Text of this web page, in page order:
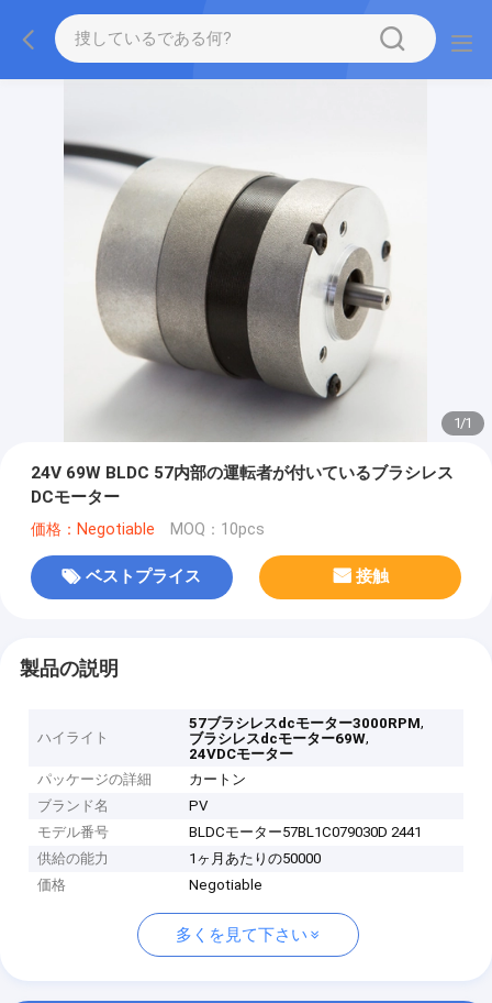
1/1
24V 69W BLDC 57内部の運転者が付いているブラシレス
DCモーター
価格：Negotiable MOQ：10pcs
ベストプライス 接触
製品の説明
ハイライト
57ブラシレスdcモーター3000RPM,
ブラシレスdcモーター69W,
24VDCモーター
パッケージの詳細
カートン
ブランド名
PV
モデル番号
BLDCモーター57BL1C079030D 2441
供給の能力
1ヶ月あたりの50000
価格
Negotiable
多くを見て下さい